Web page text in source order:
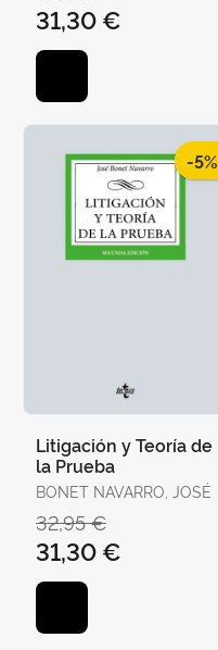
31,30 €
-5%
Litigación y Teoría de
la Prueba
BONET NAVARRO, JOSÉ
32,95 €
31,30 €